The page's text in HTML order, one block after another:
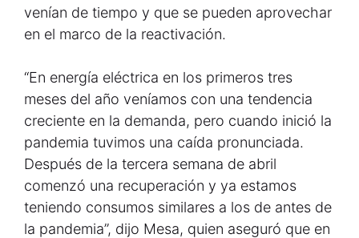
venían de tiempo y que se pueden aprovechar
en el marco de la reactivación.
“En energía eléctrica en los primeros tres
meses del año veníamos con una tendencia
creciente en la demanda, pero cuando inició la
pandemia tuvimos una caída pronunciada.
Después de la tercera semana de abril
comenzó una recuperación y ya estamos
teniendo consumos similares a los de antes de
la pandemia”, dijo Mesa, quien aseguró que en